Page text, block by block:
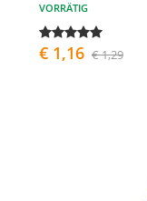
VORRÄTIG
€ 1,16 € 1,29